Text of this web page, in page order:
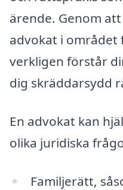
ärende. Genom
advokat i området
verkligen förstår
dig skräddarsydd
En advokat kan
olika juridiska
Familjerätt,